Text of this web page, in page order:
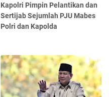
Kapolri Pimpin Pelantikan dan
Sertijab Sejumlah PJU Mabes
Polri dan Kapolda